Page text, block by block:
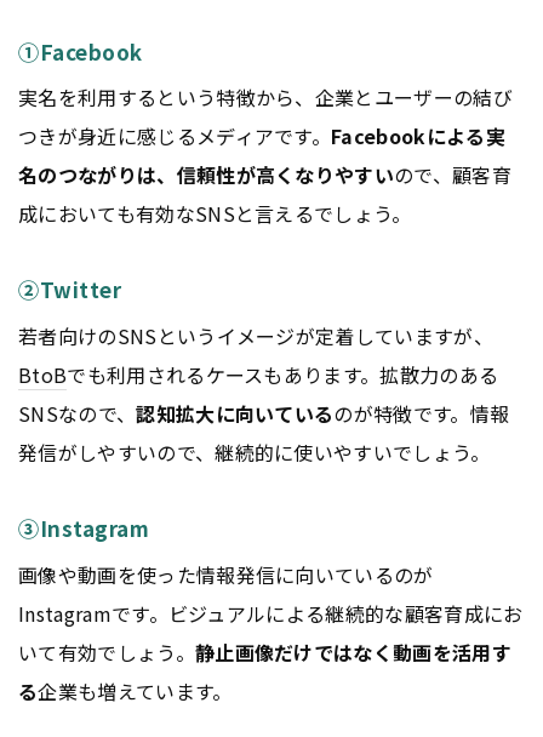
①Facebook
実名を利用するという特徴から、企業とユーザーの結び
つきが身近に感じるメディアです。 Facebookによる実
名のつながりは、信頼性が高くなりやすいので、顧客育
成においても有効なSNSと言えるでしょう。
②Twitter
若者向けのSNSというイメージが定着していますが、
BtoBでも利用されるケースもあります。拡散力のある
SNSなので、認知拡大に向いているのが特徴です。情報
発信がしやすいので、継続的に使いやすいでしょう。
③Instagram
画像や動画を使った情報発信に向いているのが
Instagramです。ビジュアルによる継続的な顧客育成にお
いて有効でしょう。 静止画像だけではなく動画を活用す
る企業も増えています。